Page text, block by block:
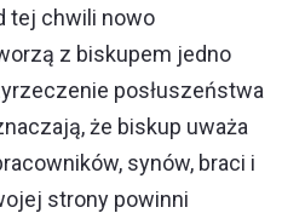
tej chwili nowo
z biskupem jedno
posłuszeństwa
że biskup uważa
synów, braci i
strony powinni